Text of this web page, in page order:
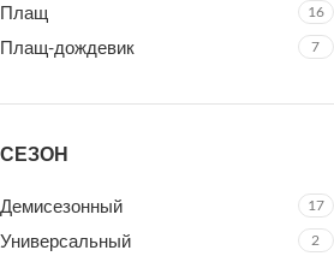
Плащ 16
Плащ-дождевик 7
СЕЗОН
Демисезонный 17
Универсальный 2